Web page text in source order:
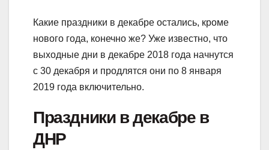
Какие праздники в декабре остались, кроме
нового года, конечно же? Уже известно, что
выходные дни в декабре 2018 года начнутся
с 30 декабря и продлятся они по 8 января
2019 года включительно.
Праздники в декабре в
ДНР